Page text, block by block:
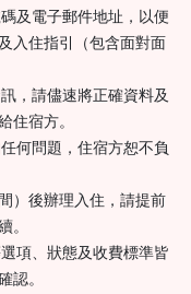
及電子郵件地址，以便
入住指引（包含面對面
，請儘速將正確資料及
住宿方。
何問題，住宿方恕不負
）後辦理入住，請提前
。
項、狀態及收費標準皆
認。